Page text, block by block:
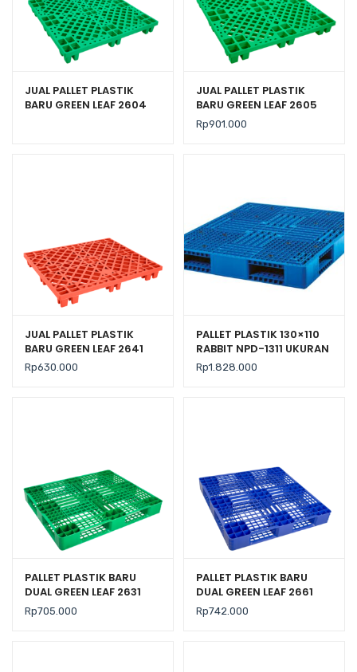
JUAL PALLET PLASTIK
BARU GREEN LEAF 2604
JUAL PALLET PLASTIK
BARU GREEN LEAF 2605
UKURAN 120x120x14 CM
Rp901.000
JUAL PALLET PLASTIK
BARU GREEN LEAF 2641
UKURAN 120x100x14 CM
Rp630.000
PALLET PLASTIK 130×110
RABBIT NPD-1311 UKURAN
130x110x150 CM, JUAL
HARGA BERSAING
Rp1.828.000
PALLET PLASTIK BARU
DUAL GREEN LEAF 2631
UKURAN 120x100x14 CM
Rp705.000
PALLET PLASTIK BARU
DUAL GREEN LEAF 2661
UKURAN 110x110x14 CM
Rp742.000